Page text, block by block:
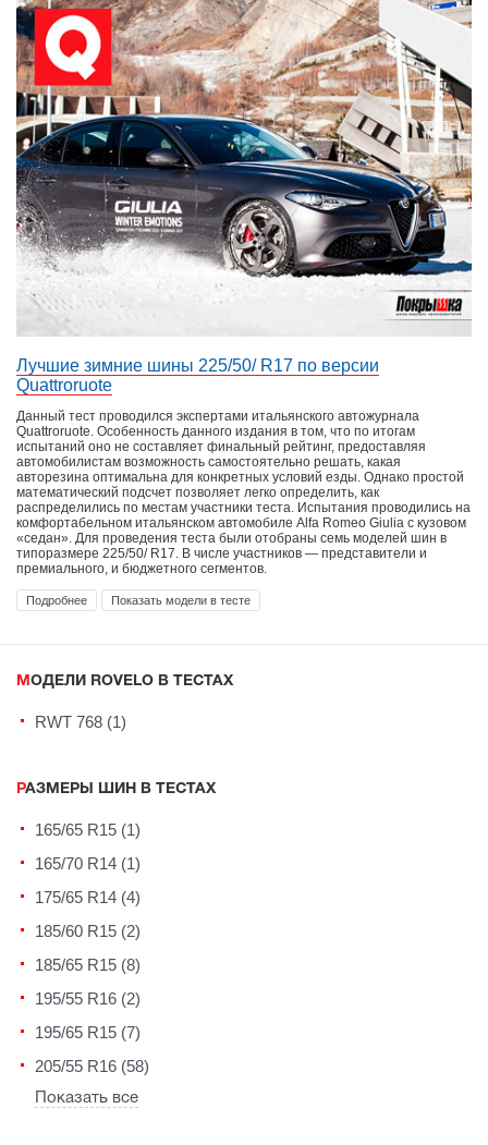
Лучшие зимние шины 225/50/ R17 по версии
Quattroruote
Данный тест проводился экспертами итальянского автожурнала
Quattroruote. Особенность данного издания в том, что по итогам
испытаний оно не составляет финальный рейтинг, предоставляя
автомобилистам возможность самостоятельно решать, какая
авторезина оптимальна для конкретных условий езды. Однако простой
математический подсчет позволяет легко определить, как
распределились по местам участники теста. Испытания проводились на
комфортабельном итальянском автомобиле Alfa Romeo Giulia с кузовом
«седан». Для проведения теста были отобраны семь моделей шин в
типоразмере 225/50/ R17. В числе участников — представители и
премиального, и бюджетного сегментов.
Подробнее Показать модели в тесте
МОДЕЛИ ROVELO В ТЕСТАХ
RWT 768 (1)
РАЗМЕРЫ ШИН В ТЕСТАХ
165/65 R15 (1)
165/70 R14 (1)
175/65 R14 (4)
185/60 R15 (2)
185/65 R15 (8)
195/55 R16 (2)
195/65 R15 (7)
205/55 R16 (58)
Показать все